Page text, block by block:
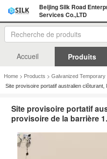
Beijing Silk Road
Services Co.,LTD
Accueil Produits
Home > Products > Galvanized Temporary
Site provisoire portatif australien
Site provisoire portatif
provisoire de la barrière